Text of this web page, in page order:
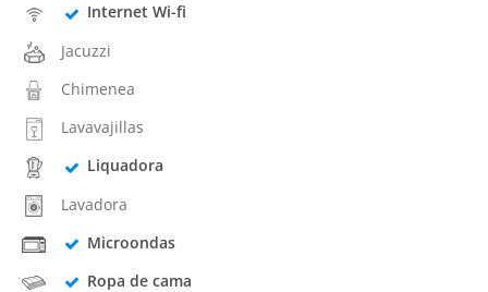
Internet Wi-fi
Jacuzzi
Chimenea
Lavavajillas
Liquadora
Lavadora
Microondas
Ropa de cama